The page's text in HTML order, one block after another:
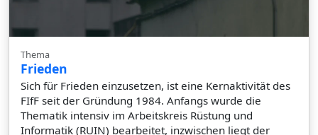
Thema
Frieden
Sich für Frieden einzusetzen, ist eine Kernaktivität des
FIfF seit der Gründung 1984. Anfangs wurde die
Thematik intensiv im Arbeitskreis Rüstung und
Informatik (RUIN) bearbeitet, inzwischen liegt der